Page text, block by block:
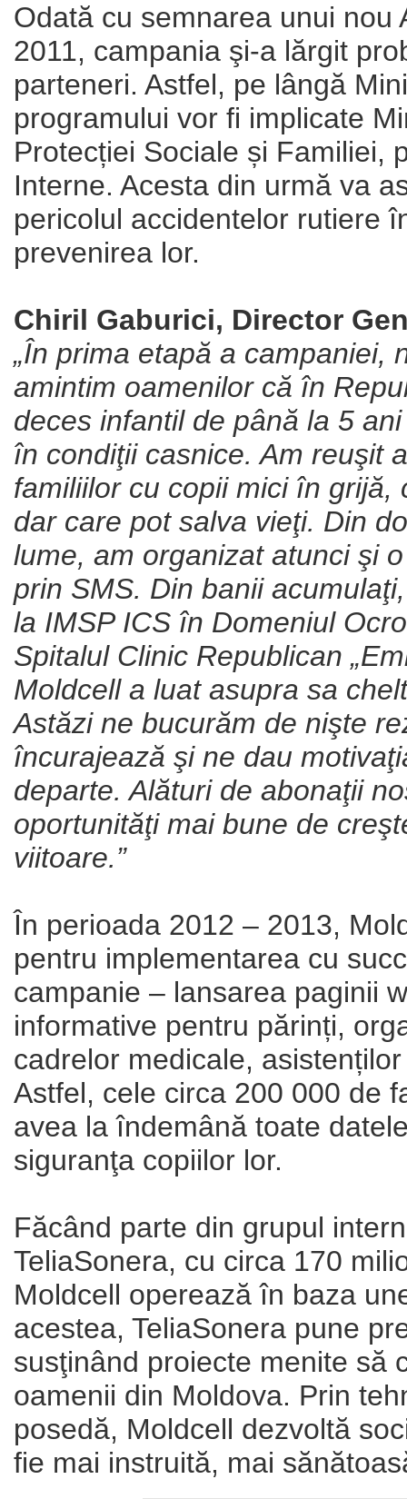
Odată cu semnarea unui nou
2011, campania şi-a lărgit
parteneri. Astfel, pe lângă
programului vor fi implicate
Protecției Sociale și Familiei,
Interne. Acesta din urmă va
pericolul accidentelor rutiere
prevenirea lor.
Chiril Gaburici, Director
„În prima etapă a campaniei,
amintim oamenilor că în
deces infantil de până la 5
în condiţii casnice. Am reuşit
familiilor cu copii mici în
dar care pot salva vieţi. Din
lume, am organizat atunci şi
prin SMS. Din banii
la IMSP ICS în Domeniul
Spitalul Clinic Republican
Moldcell a luat asupra sa
Astăzi ne bucurăm de nişte
încurajează şi ne dau
departe. Alături de abonaţii
oportunităţi mai bune de
viitoare.”
În perioada 2012 – 2013,
pentru implementarea cu
campanie – lansarea paginii
informative pentru părinți,
cadrelor medicale,
Astfel, cele circa 200 000 de
avea la îndemână toate
siguranţa copiilor lor.
Făcând parte din grupul
TeliaSonera, cu circa 170
Moldcell operează în baza
acestea, TeliaSonera pune
susţinând proiecte menite să
oamenii din Moldova. Prin
posedă, Moldcell dezvoltă
fie mai instruită, mai